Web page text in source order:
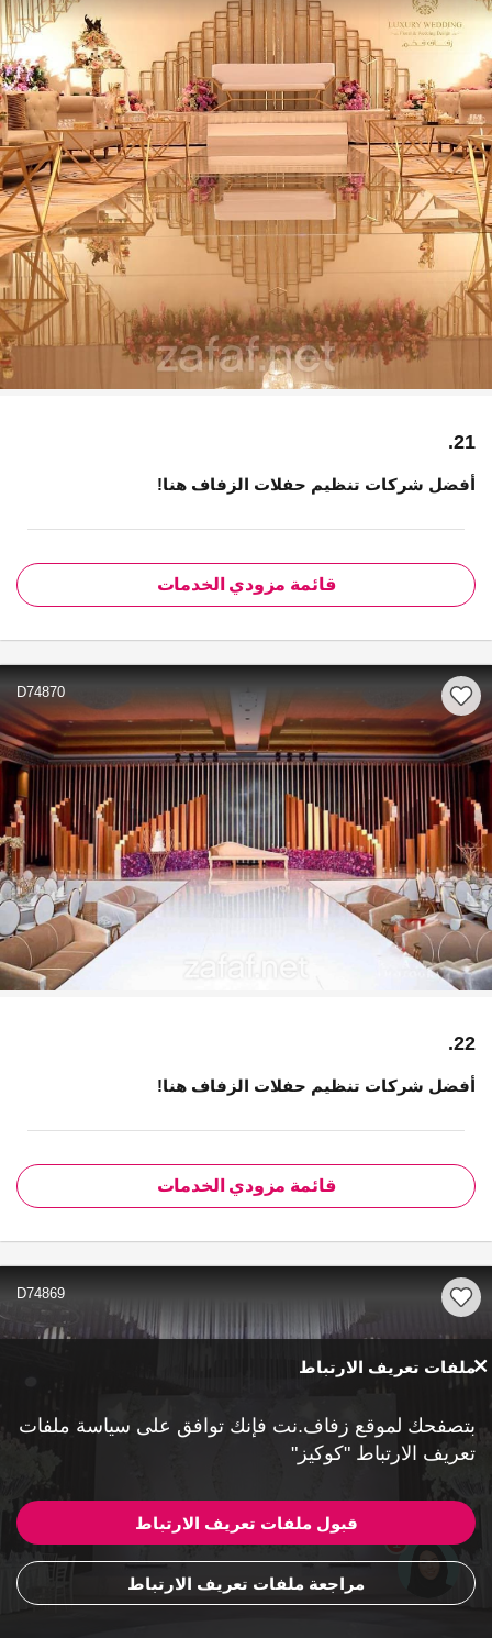
21.
أفضل شركات تنظيم حفلات الزفاف هنا!
قائمة مزودي الخدمات
D74870
22.
أفضل شركات تنظيم حفلات الزفاف هنا!
قائمة مزودي الخدمات
D74869
ملفات تعريف الارتباط
بتصفحك لموقع زفاف.نت فإنك توافق على سياسة ملفات
تعريف الارتباط "كوكيز"
قبول ملفات تعريف الارتباط
مراجعة ملفات تعريف الارتباط
1